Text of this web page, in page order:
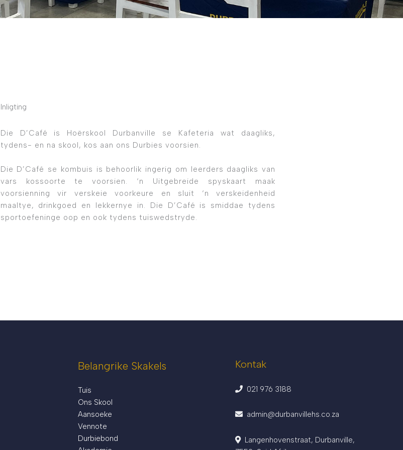
Inligting
Die D’Café is Hoërskool Durbanville se Kafeteria wat daagliks,
tydens- en na skool, kos aan ons Durbies voorsien.
Die D’Café se kombuis is behoorlik ingerig om leerders daagliks van
vars kossoorte te voorsien. ‘n Uitgebreide spyskaart maak
voorsienning vir verskeie voorkeure en sluit ‘n verskeidenheid
maaltye, drinkgoed en lekkernye in. Die D’Café is smiddae tydens
sportoefeninge oop en ook tydens tuiswedstryde.
Belangrike Skakels
Tuis
Ons Skool
Aansoeke
Vennote
Durbiebond
Kontak
021 976 3188
admin@durbanvillehs.co.za
Langenhovenstraat, Durbanville,